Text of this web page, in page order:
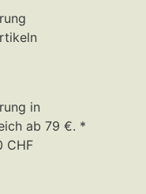
in
ab 79 €. *
CHF